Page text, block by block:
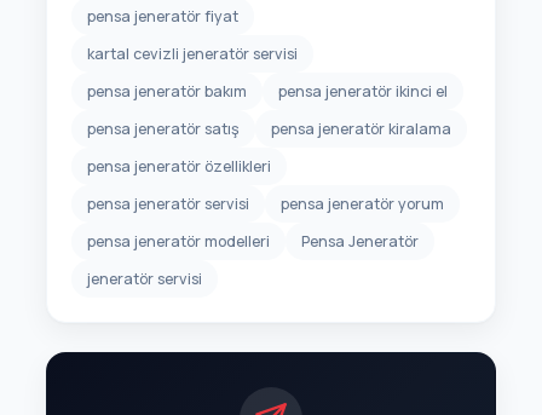
pensa jeneratör fiyat
kartal cevizli jeneratör servisi
pensa jeneratör bakım
pensa jeneratör ikinci el
pensa jeneratör satış
pensa jeneratör kiralama
pensa jeneratör özellikleri
pensa jeneratör servisi
pensa jeneratör yorum
pensa jeneratör modelleri
Pensa Jeneratör
jeneratör servisi